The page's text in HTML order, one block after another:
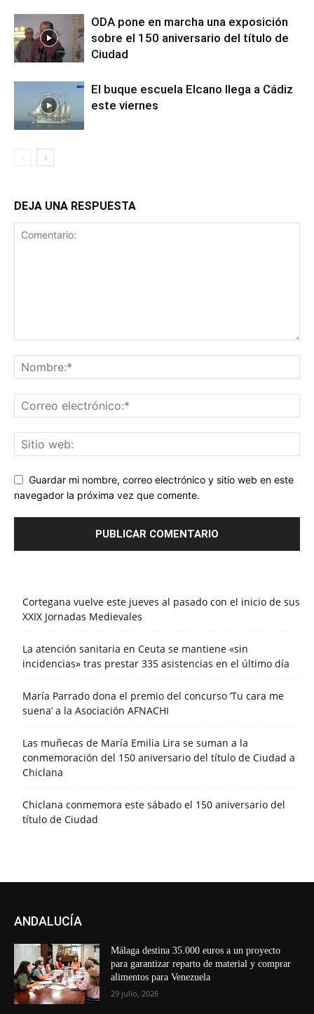
ODA pone en marcha una exposición
sobre el 150 aniversario del título de
Ciudad
El buque escuela Elcano llega a Cádiz
este viernes
DEJA UNA RESPUESTA
Guardar mi nombre, correo electrónico y sitio web en este
navegador la próxima vez que comente.
Cortegana vuelve este jueves al pasado con el inicio de sus
XXIX Jornadas Medievales
La atención sanitaria en Ceuta se mantiene «sin
incidencias» tras prestar 335 asistencias en el último día
María Parrado dona el premio del concurso ‘Tu cara me
suena’ a la Asociación AFNACHI
Las muñecas de María Emilia Lira se suman a la
conmemoración del 150 aniversario del título de Ciudad a
Chiclana
Chiclana conmemora este sábado el 150 aniversario del
título de Ciudad
ANDALUCÍA
Málaga destina 35.000 euros a un proyecto
para garantizar reparto de material y comprar
alimentos para Venezuela
29 julio, 2026